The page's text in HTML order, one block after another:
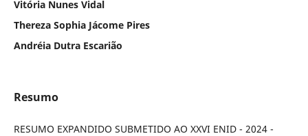
Vitória Nunes Vidal
Thereza Sophia Jácome Pires
Andréia Dutra Escarião
Resumo
RESUMO EXPANDIDO SUBMETIDO AO XXVI ENID - 2024 -